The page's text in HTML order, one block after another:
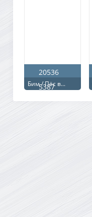
20536
5387
Бим / Пёс в...